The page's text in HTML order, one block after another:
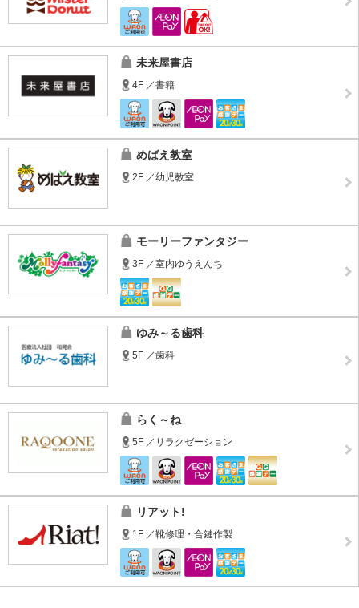
未来屋書店
4F ／書籍
めばえ教室
2F ／幼児教室
モーリーファンタジー
3F ／室内ゆうえんち
ゆみ～る歯科
5F ／歯科
らく～ね
5F ／リラクゼーション
リアット!
1F ／靴修理・合鍵作製